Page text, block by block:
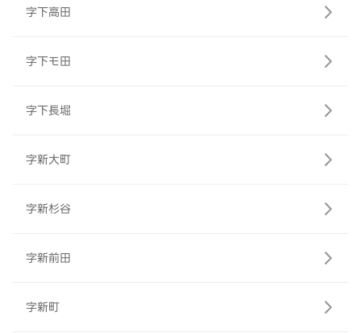
字下高田
字下モ田
字下長堀
字新大町
字新杉谷
字新前田
字新町